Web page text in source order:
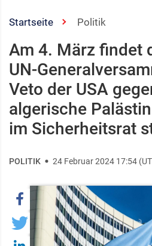
Startseite Politik
Am 4. März findet
UN-
Veto der USA
algerische
im Sicherheitsrat
POLITIK 24 Februar 2024 17:54